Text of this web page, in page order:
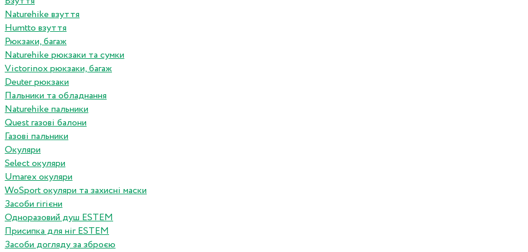
Naturehike взуття
Humtto взуття
Рюкзаки, багаж
Naturehike рюкзаки та сумки
Victorinox рюкзаки, багаж
Deuter рюкзаки
Пальники та обладнання
Naturehike пальники
Quest газові балони
Газові пальники
Окуляри
Select окуляри
Umarex окуляри
WoSport окуляри та захисні маски
Засоби гігієни
Одноразовий душ ESTEM
Присипка для ніг ESTEM
Засоби догляду за зброєю